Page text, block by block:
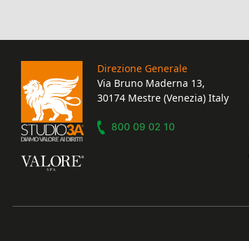
Direzione Generale
Via Bruno Maderna 13,
30174 Mestre (Venezia) Italy
800 09 02 10